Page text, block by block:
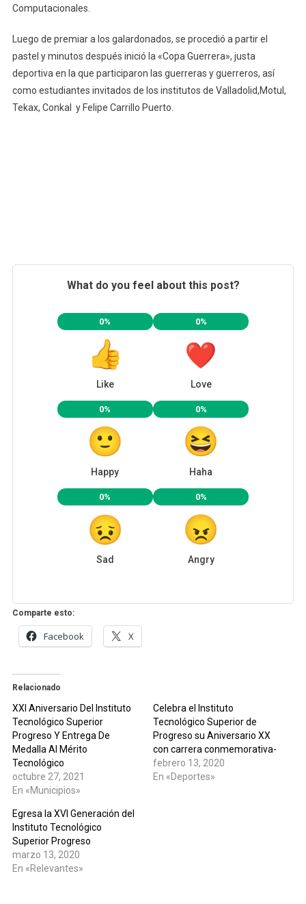
Computacionales.
Luego de premiar a los galardonados, se procedió a partir el
pastel y minutos después inició la «Copa Guerrera», justa
deportiva en la que participaron las guerreras y guerreros, así
como estudiantes invitados de los institutos de Valladolid,Motul,
Tekax, Conkal y Felipe Carrillo Puerto.
What do you feel about this post?
0%
Like
0%
Love
0%
Happy
0%
Haha
0%
Sad
0%
Angry
Comparte esto:
Facebook X
Relacionado
XXl Aniversario Del Instituto
Tecnológico Superior
Progreso Y Entrega De
Medalla Al Mérito
Tecnológico
octubre 27, 2021
En «Municipios»
Celebra el Instituto
Tecnológico Superior de
Progreso su Aniversario XX
con carrera conmemorativa-
febrero 13, 2020
En «Deportes»
Egresa la XVI Generación del
Instituto Tecnológico
Superior Progreso
marzo 13, 2020
En «Relevantes»